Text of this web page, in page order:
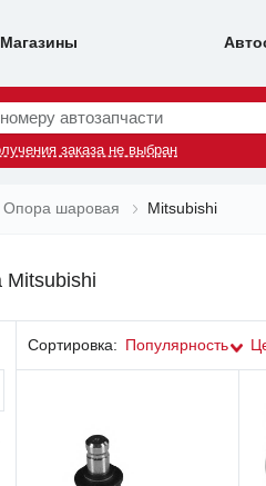
Магазины
автозапчасти
заказа не выбран
Опора шаровая Mitsubishi
Сортировка: Популярность